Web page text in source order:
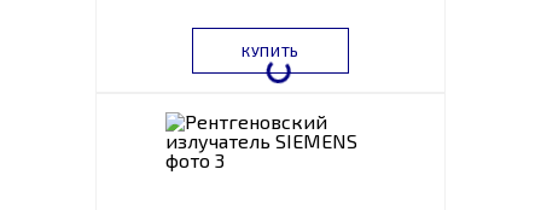
КУПИТЬ